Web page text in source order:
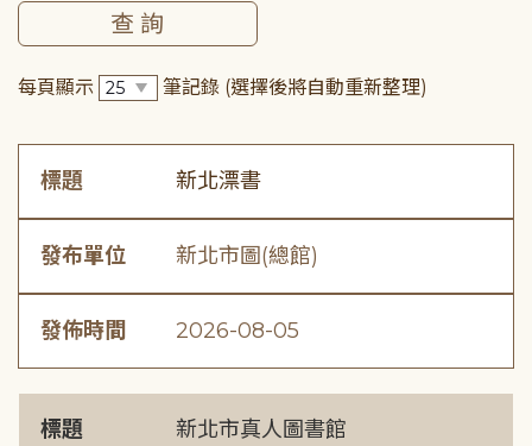
每頁顯示 筆記錄 (選擇後將自動重新整理)
標題 新北漂書
發布單位 新北市圖(總館)
發佈時間 2026-08-05
標題 新北市真人圖書館